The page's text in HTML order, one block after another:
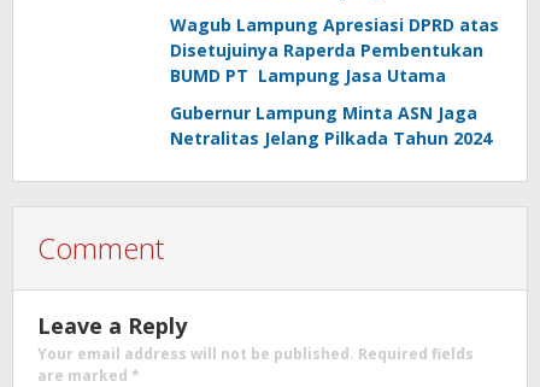
Wagub Lampung Apresiasi DPRD atas
Disetujuinya Raperda Pembentukan
BUMD PT Lampung Jasa Utama
Gubernur Lampung Minta ASN Jaga
Netralitas Jelang Pilkada Tahun 2024
Comment
Leave a Reply
Your email address will not be published. Required fields
are marked *